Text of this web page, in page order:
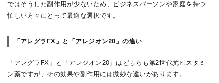
ではそうした副作用が少ないため、ビジネスパーソンや家庭を持つ
忙しい方々にとって最適な選択です。
「アレグラFX」と「アレジオン20」の違い
「アレグラFX」と「アレジオン20」はどちらも第2世代抗ヒスタミ
ン薬ですが、その効果や副作用には微妙な違いがあります。